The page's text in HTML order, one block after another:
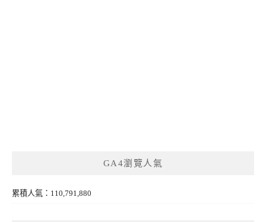
GA4瀏覽人氣
累積人氣：110,791,880